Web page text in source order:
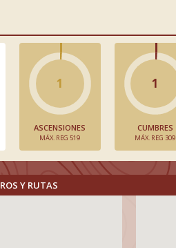
1
ASCENSIONES
MÁX. REG 519
1
CUMBRES
MÁX. REG 309
Y RUTAS